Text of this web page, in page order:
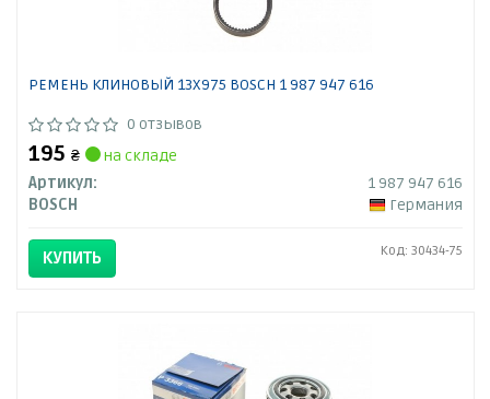
РЕМЕНЬ КЛИНОВЫЙ 13Х975 BOSCH 1 987 947 616
0 отзывов
195 ₴
на складе
Артикул:
1 987 947 616
BOSCH
Германия
КУПИТЬ Код: 30434-75